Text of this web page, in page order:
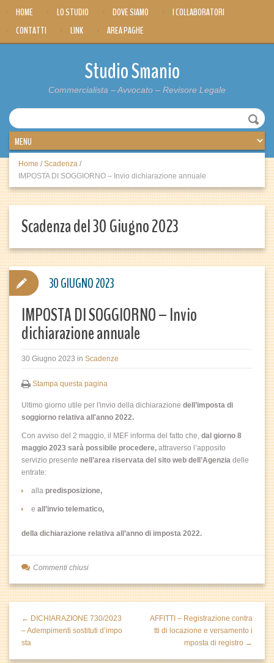
HOME LO STUDIO DOVE SIAMO
I COLLABORATORI
CONTATTI
LINK AREA PAGHE
Studio Smanio
Commercialista – Avvocato – Revisore Legale
Home / Scadenza /
IMPOSTA DI SOGGIORNO – Invio dichiarazione annuale
Scadenza del 30 Giugno 2023
IMPOSTA DI SOGGIORNO – Invio
dichiarazione annuale
30 Giugno 2023 in Scadenze
Stampa questa pagina
Ultimo giorno utile per l'invio della dichiarazione dell’imposta di
soggiorno relativa all'anno 2022.
Con avviso del 2 maggio, il MEF informa del fatto che, dal giorno 8
maggio 2023 sarà possibile procedere, attraverso l’apposito
servizio presente nell’area riservata del sito web dell’Agenzia delle
entrate:
alla predisposizione,
e all’invio telematico,
della dichiarazione relativa all’anno di imposta 2022.
30 GIUGNO 2023
Commenti chiusi
← DICHIARAZIONE 730/2023
– Adempimenti sostituti d’impo
sta
AFFITTI – Registrazione contra
tti di locazione e versamento i
mposta di registro →